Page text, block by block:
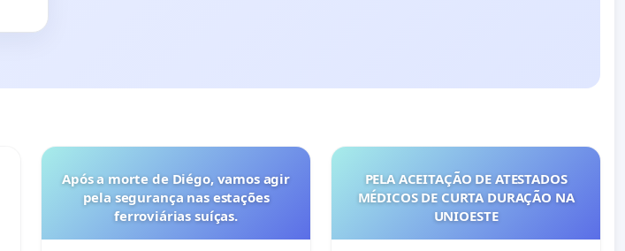
Após a morte de Diégo, vamos agir
pela segurança nas estações
ferroviárias suíças.
PELA ACEITAÇÃO DE ATESTADOS
MÉDICOS DE CURTA DURAÇÃO NA
UNIOESTE